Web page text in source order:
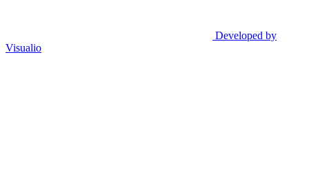
Developed by
Visualio